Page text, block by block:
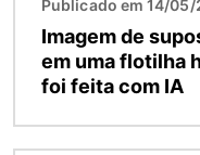
Publicado em 14/05/
Imagem de
em uma flotilha
foi feita com IA